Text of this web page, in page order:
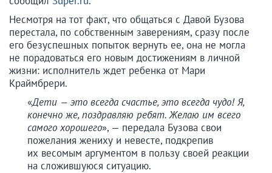
Несмотря на тот факт, что общаться с Давой Бузова
перестала, по собственным заверениям, сразу после
его безуспешных попыток вернуть ее, она не могла
не порадоваться его новым достижениям в личной
жизни: исполнитель ждет ребенка от Мари
Краймбрери.
«Дети — это всегда счастье, это всегда чудо! Я,
конечно же, поздравляю ребят. Желаю им всего
самого хорошего», — передала Бузова свои
пожелания жениху и невесте, подкрепив
их весомым аргументом в пользу своей реакции
на сложившуюся ситуацию.